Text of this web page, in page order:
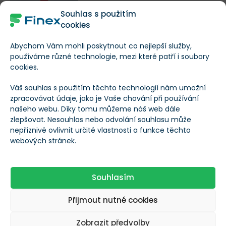
Souhlas s použitím
cookies
Abychom Vám mohli poskytnout co nejlepší služby,
používáme různé technologie, mezi které patří i soubory
cookies.
Váš souhlas s použitím těchto technologií nám umožní
zpracovávat údaje, jako je Vaše chování při používání
našeho webu. Díky tomu můžeme náš web dále
zlepšovat. Nesouhlas nebo odvolání souhlasu může
nepříznivě ovlivnit určité vlastnosti a funkce těchto
webových stránek.
Souhlasím
Přijmout nutné cookies
Zobrazit předvolby
REDAKCE FINEX|PŘED 3 TÝDNY
Aktuální cena, graf, dividendy,
kde koupit
Akcie Smart Shooter (SMSH) -
Aktuální cena, graf, dividendy,
kde koupit
REDAKCE FINEX
cena, graf, dividendy, kde koupit
Aktuální cena, graf, dividendy,